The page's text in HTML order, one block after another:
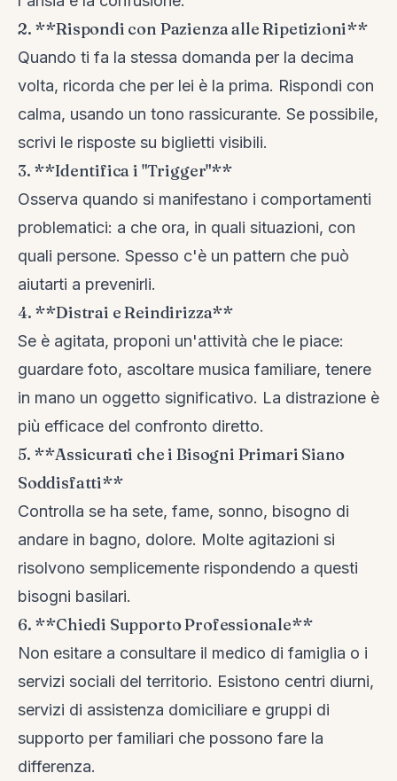
2. **Rispondi con Pazienza alle Ripetizioni**
Quando ti fa la stessa domanda per la decima
volta, ricorda che per lei è la prima. Rispondi con
calma, usando un tono rassicurante. Se possibile,
scrivi le risposte su biglietti visibili.
3. **Identifica i "Trigger"**
Osserva quando si manifestano i comportamenti
problematici: a che ora, in quali situazioni, con
quali persone. Spesso c'è un pattern che può
aiutarti a prevenirli.
4. **Distrai e Reindirizza**
Se è agitata, proponi un'attività che le piace:
guardare foto, ascoltare musica familiare, tenere
in mano un oggetto significativo. La distrazione è
più efficace del confronto diretto.
5. **Assicurati che i Bisogni Primari Siano
Soddisfatti**
Controlla se ha sete, fame, sonno, bisogno di
andare in bagno, dolore. Molte agitazioni si
risolvono semplicemente rispondendo a questi
bisogni basilari.
6. **Chiedi Supporto Professionale**
Non esitare a consultare il medico di famiglia o i
servizi sociali del territorio. Esistono centri diurni,
servizi di assistenza domiciliare e gruppi di
supporto per familiari che possono fare la
differenza.